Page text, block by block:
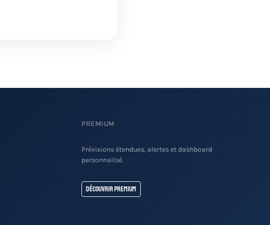
PREMIUM
Prévisions étendues, alertes et dashboard
personnalisé.
Découvrir Premium